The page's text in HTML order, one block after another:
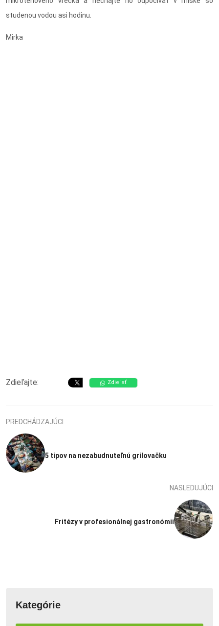
studenou vodou asi hodinu.
Mirka
Zdieľajte: Zdieľať
PREDCHÁDZAJÚCI
5 tipov na nezabudnuteľnú grilovačku
NASLEDUJÚCI
Fritézy v profesionálnej gastronómii
Kategórie